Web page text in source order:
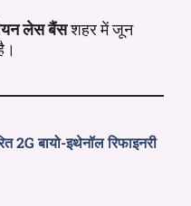
लेस बैंसशहर में जून
2G बायो-इथेनॉल रिफाइनरी